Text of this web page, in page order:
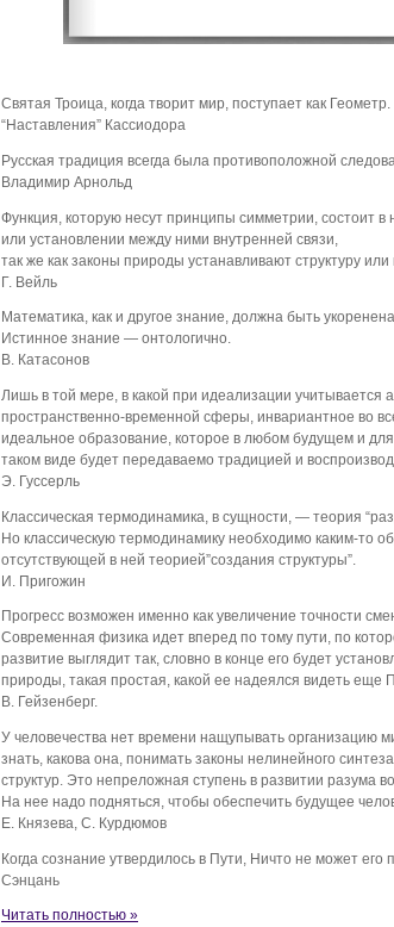
Святая Троица, когда творит мир, поступает как Геометр.
“Наставления” Кассиодора
Русская традиция всегда была противоположной
Владимир Арнольд
Функция, которую несут принципы симметрии, состоит в
или установлении между ними внутренней связи,
так же как законы природы устанавливают структуру
Г. Вейль
Математика, как и другое знание, должна быть
Истинное знание — онтологично.
В. Катасонов
Лишь в той мере, в какой при идеализации учитывается
пространственно-временной сферы, инвариантное во
идеальное образование, которое в любом будущем и
таком виде будет передаваемо традицией и
Э. Гуссерль
Классическая термодинамика, в сущности, — теория
Но классическую термодинамику необходимо каким-то
отсутствующей в ней теорией”создания структуры”.
И. Пригожин
Прогресс возможен именно как увеличение точности
Современная физика идет вперед по тому пути, по
развитие выглядит так, словно в конце его будет
природы, такая простая, какой ее надеялся видеть еще
В. Гейзенберг.
У человечества нет времени нащупывать организацию
знать, какова она, понимать законы нелинейного
структур. Это непреложная ступень в развитии разума
На нее надо подняться, чтобы обеспечить будущее
Е. Князева, С. Курдюмов
Когда сознание утвердилось в Пути, Ничто не может его
Сэнцань
Читать полностью »